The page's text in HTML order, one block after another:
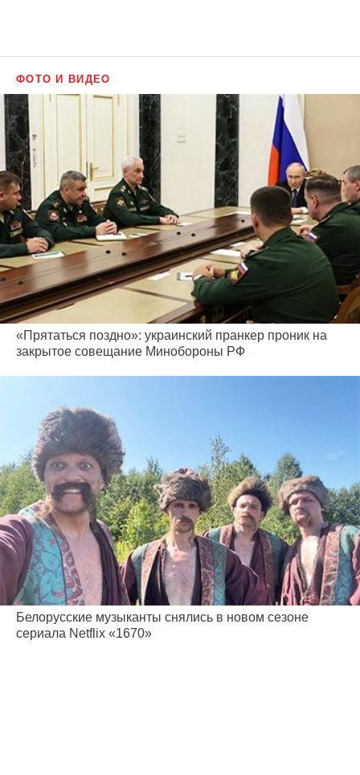
ФОТО И ВИДЕО
«Прятаться поздно»: украинский пранкер проник на
закрытое совещание Минобороны РФ
Белорусские музыканты снялись в новом сезоне
сериала Netflix «1670»